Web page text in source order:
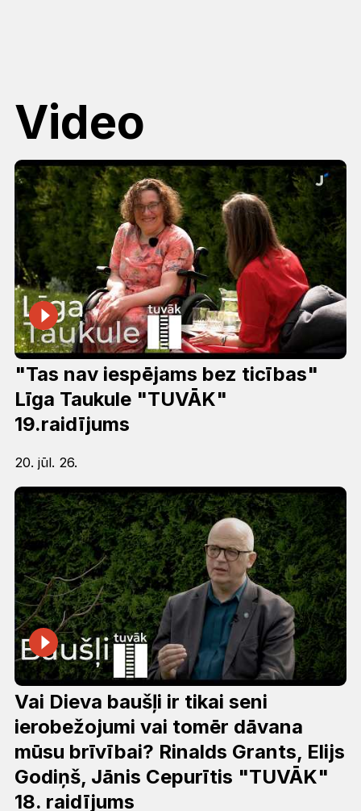
Video
"Tas nav iespējams bez ticības"
Līga Taukule "TUVĀK"
19.raidījums
20. jūl. 26.
Vai Dieva baušļi ir tikai seni
ierobežojumi vai tomēr dāvana
mūsu brīvībai? Rinalds Grants, Elijs
Godiņš, Jānis Cepurītis "TUVĀK"
18. raidījums